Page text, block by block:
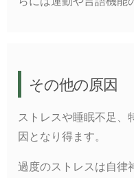
その他の原因
ストレスや睡眠不足、
因となり得ます。
過度のストレスは自律